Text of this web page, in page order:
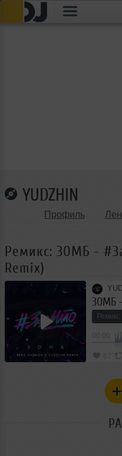
YUDZHIN
Профиль
Ремикс: ЗОМБ -
Remix)
ЗОМБ -
Ремикс
67